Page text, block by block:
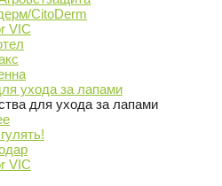
CitoDerm
VIC
ухода за лапами
для ухода за лапами
VIC